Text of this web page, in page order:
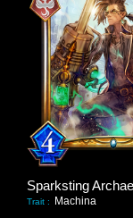
Trait : Machina